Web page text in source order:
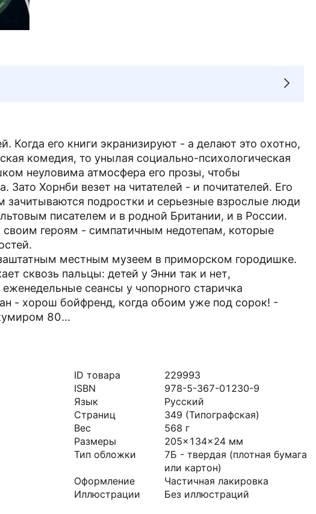
Когда его книги экранизируют - а делают это охотно,
комедия, то унылая социально-психологическая
неуловима атмосфера его прозы, чтобы
Зато Хорнби везет на читателей - и почитателей. Его
подростки и серьезные взрослые люди
писателем и в родной Британии, и в России.
героям - симпатичным недотепам, которые
местным музеем в приморском городишке.
сквозь пальцы: детей у Энни так и нет,
сеансы у чопорного старичка
- хорош бойфренд, когда обоим уже под сорок! -
80...
ID товара
229993
ISBN
978-5-367-01230-9
Язык
Русский
Страниц
349 (Типографская)
Вес
568 г
Размеры
205x134x24 мм
Тип обложки
7Б - твердая (плотная бумага
или картон)
Оформление
Частичная лакировка
Иллюстрации
Без иллюстраций